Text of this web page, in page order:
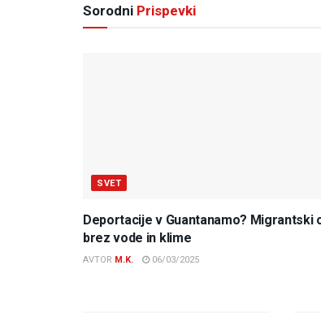
Sorodni Prispevki
SVET
Deportacije v Guantanamo? Migrantski
brez vode in klime
AVTOR M.K. 06/03/2025